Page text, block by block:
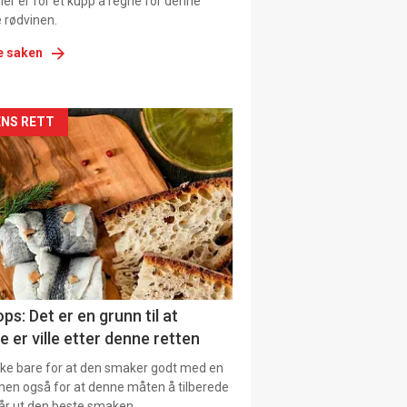
rødvinen.
saken
RETT
Det er en grunn til at
er ville etter denne retten
bare for at den smaker godt med en
også for at denne måten å tilberede